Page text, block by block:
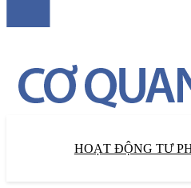
HOẠT ĐỘNG TƯ